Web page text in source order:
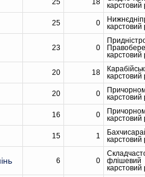
25 18
карстовий
25 0
карстовий
23 0
карстовий
20 18
карстовий
20 0
карстовий
16 0
карстовий
15 1
карстовий
6 0
флішевий
карстовий